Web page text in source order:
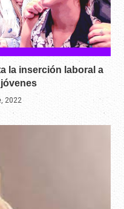
la inserción laboral a
2022